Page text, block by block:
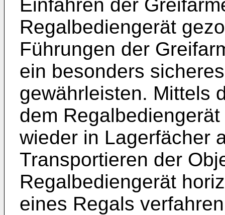
Einfahren der
Regalbediengerät
Führungen der
ein besonders
gewährleisten. Mittels
dem
wieder in Lagerfächer
Transportieren der
Regalbediengerät
eines Regals